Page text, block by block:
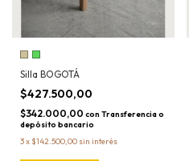
Silla BOGOTÁ
$427.500,00
$342.000,00 con Transferencia o
depósito bancario
3x $142.500,00 sin interés